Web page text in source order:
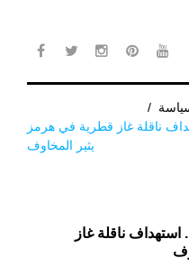
/
ناقلة غاز قطرية في هرمز
يثير المخاوف
استهداف ناقلة غاز